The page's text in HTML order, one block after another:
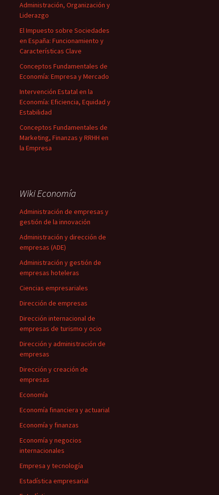
Administración, Organización y
Liderazgo
El Impuesto sobre Sociedades
en España: Funcionamiento y
Características Clave
Conceptos Fundamentales de
Economía: Empresa y Mercado
Intervención Estatal en la
Economía: Eficiencia, Equidad y
Estabilidad
Conceptos Fundamentales de
Marketing, Finanzas y RRHH en
la Empresa
Wiki Economía
Administración de empresas y
gestión de la innovación
Administración y dirección de
empresas (ADE)
Administración y gestión de
empresas hoteleras
Ciencias empresariales
Dirección de empresas
Dirección internacional de
empresas de turismo y ocio
Dirección y administración de
empresas
Dirección y creación de
empresas
Economía
Economía financiera y actuarial
Economía y finanzas
Economía y negocios
internacionales
Empresa y tecnología
Estadística empresarial